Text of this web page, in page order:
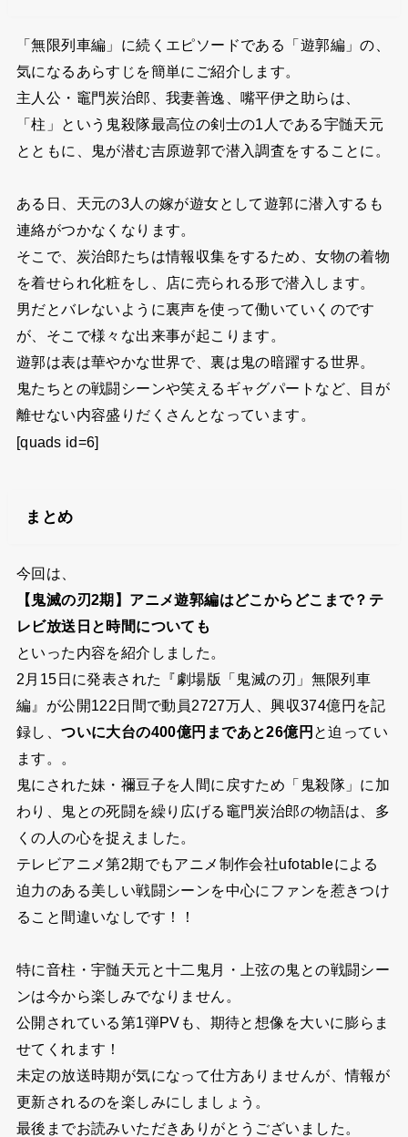
「無限列車編」に続くエピソードである「遊郭編」の、
気になるあらすじを簡単にご紹介します。
主人公・竈門炭治郎、我妻善逸、嘴平伊之助らは、
「柱」という鬼殺隊最高位の剣士の1人である宇髄天元
とともに、鬼が潜む吉原遊郭で潜入調査をすることに。
ある日、天元の3人の嫁が遊女として遊郭に潜入するも
連絡がつかなくなります。
そこで、炭治郎たちは情報収集をするため、女物の着物
を着せられ化粧をし、店に売られる形で潜入します。
男だとバレないように裏声を使って働いていくのです
が、そこで様々な出来事が起こります。
遊郭は表は華やかな世界で、裏は鬼の暗躍する世界。
鬼たちとの戦闘シーンや笑えるギャグパートなど、目が
離せない内容盛りだくさんとなっています。
[quads id=6]
まとめ
今回は、
【鬼滅の刃2期】アニメ遊郭編はどこからどこまで？テ
レビ放送日と時間についても
といった内容を紹介しました。
2月15日に発表された『劇場版「鬼滅の刃」無限列車
編』が公開122日間で動員2727万人、興収374億円を記
録し、ついに大台の400億円まであと26億円 と迫ってい
ます。。
鬼にされた妹・禰豆子を人間に戻すため「鬼殺隊」に加
わり、鬼との死闘を繰り広げる竈門炭治郎の物語は、多
くの人の心を捉えました。
テレビアニメ第2期でもアニメ制作会社ufotableによる
迫力のある美しい戦闘シーンを中心にファンを惹きつけ
ること間違いなしです！！
特に音柱・宇髄天元と十二鬼月・上弦の鬼との戦闘シー
ンは今から楽しみでなりません。
公開されている第1弾PVも、期待と想像を大いに膨らま
せてくれます！
未定の放送時期が気になって仕方ありませんが、情報が
更新されるのを楽しみにしましょう。
最後までお読みいただきありがとうございました。